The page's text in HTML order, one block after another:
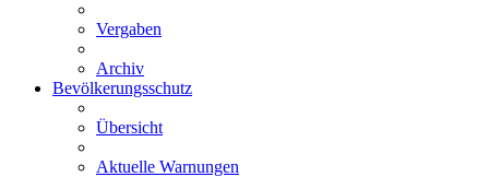
Vergaben
Archiv
Bevölkerungsschutz
Übersicht
Aktuelle Warnungen